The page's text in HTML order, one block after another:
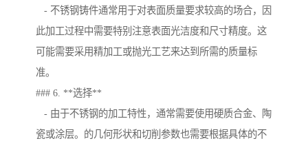
- 不锈钢铸件通常用于对表面质量要求较高的场合，因
此加工过程中需要特别注意表面光洁度和尺寸精度。这
可能需要采用精加工或抛光工艺来达到所需的质量标
准。
### 6. **选择**
- 由于不锈钢的加工特性，通常需要使用硬质合金、陶
瓷或涂层。的几何形状和切削参数也需要根据具体的不